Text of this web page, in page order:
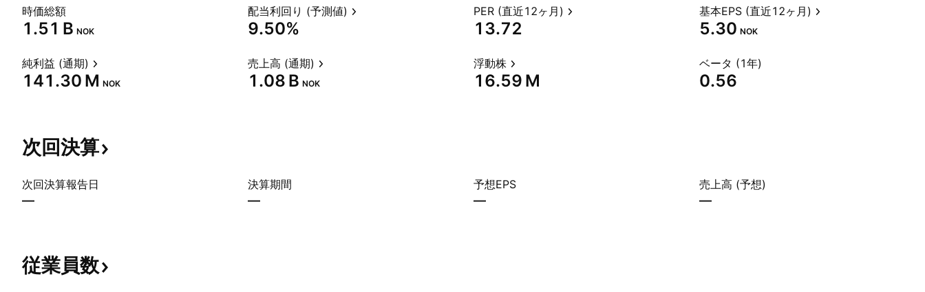
時価総額
‪1.51 B‬ NOK
配当利回り (予測値)
9.50%
PER (直近12ヶ月)
13.72
基本EPS (直近12ヶ月)
5.30 NOK
純利益 (通期)
‪141.30 M‬ NOK
売上高 (通期)
‪1.08 B‬ NOK
浮動株
‪16.59 M‬
ベータ (1年)
0.56
次回決算
次回決算報告日
—
決算期間
—
予想EPS
—
売上高 (予想)
—
従業員数